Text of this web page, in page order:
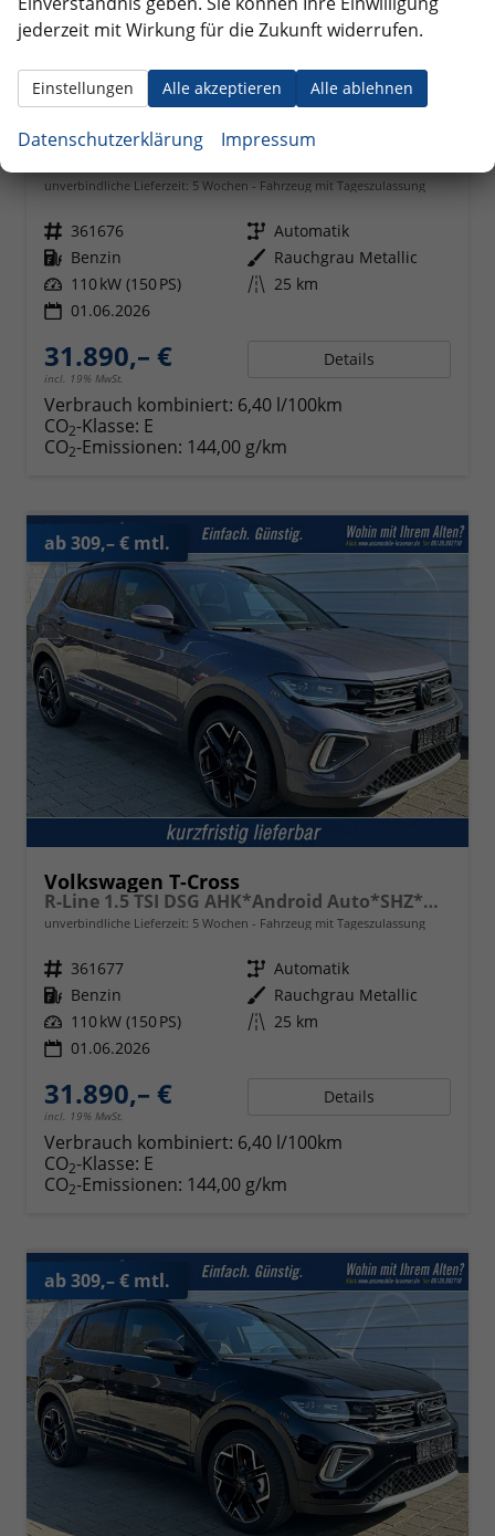
Volkswagen T-Cross
unverbindliche Lieferzeit: 5 Wochen Fahrzeug mit Tageszulassung
Fahrzeugnr. 361676 Getriebe Automatik
Kraftstoff Benzin Außenfarbe Rauchgrau Metallic
Leistung 110 kW (150 PS) Kilometerstand 25 km
01.06.2026
31.890,– €
incl. 19% MwSt.
Details
Verbrauch kombiniert: 6,40 l/100km
CO2-Klasse: E
CO2-Emissionen: 144,00 g/km
ab 309,– € mtl.
Volkswagen T-Cross
R-Line 1.5 TSI DSG AHK*Android Auto*SHZ*Matrix-LED*Kamera*Keyless*18"
unverbindliche Lieferzeit: 5 Wochen Fahrzeug mit Tageszulassung
Fahrzeugnr. 361677 Getriebe Automatik
Kraftstoff Benzin Außenfarbe Rauchgrau Metallic
Leistung 110 kW (150 PS) Kilometerstand 25 km
01.06.2026
31.890,– €
incl. 19% MwSt.
Details
Verbrauch kombiniert: 6,40 l/100km
CO2-Klasse: E
CO2-Emissionen: 144,00 g/km
ab 309,– € mtl.
jederzeit mit Wirkung für die Zukunft widerrufen.
Alle akzeptieren Alle ablehnen
Einstellungen
Datenschutzerklärung Impressum